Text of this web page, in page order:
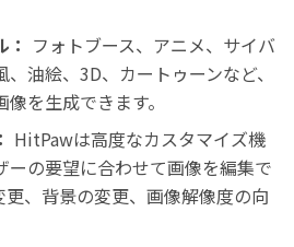
フォトブース、アニメ、サイバ
油絵、3D、カートゥーンなど、
を生成できます。
HitPawは高度なカスタマイズ機
ーの要望に合わせて画像を編集で
更、背景の変更、画像解像度の向